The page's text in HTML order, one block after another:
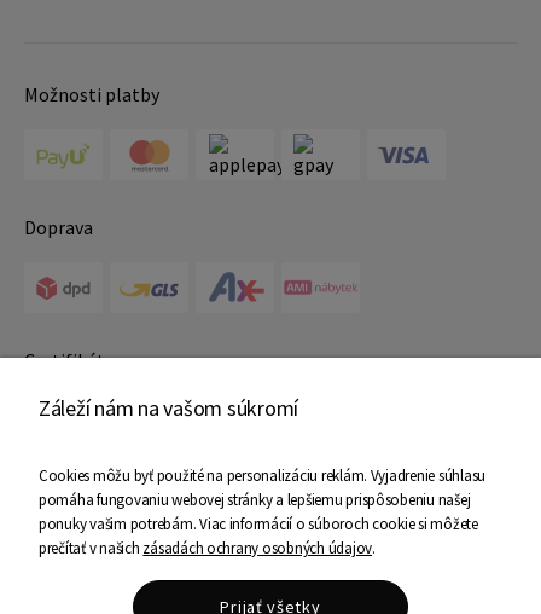
Možnosti platby
Doprava
Certifikáty
Copyright © 2025 Ami Nábytok - Všetky práva vyhradené
Shoper Premium
Záleží nám na vašom súkromí
Cookies môžu byť použité na personalizáciu reklám. Vyjadrenie súhlasu
pomáha fungovaniu webovej stránky a lepšiemu prispôsobeniu našej
ponuky vašim potrebám. Viac informácií o súboroch cookie si môžete
prečítať v našich zásadách ochrany osobných údajov.
Prijať všetky